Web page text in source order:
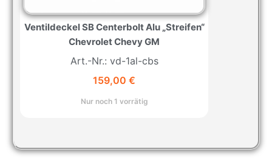
Ventildeckel SB Centerbolt Alu „Streifen“
Chevrolet Chevy GM
Art.-Nr.: vd-1al-cbs
159,00 €
Nur noch 1 vorrätig